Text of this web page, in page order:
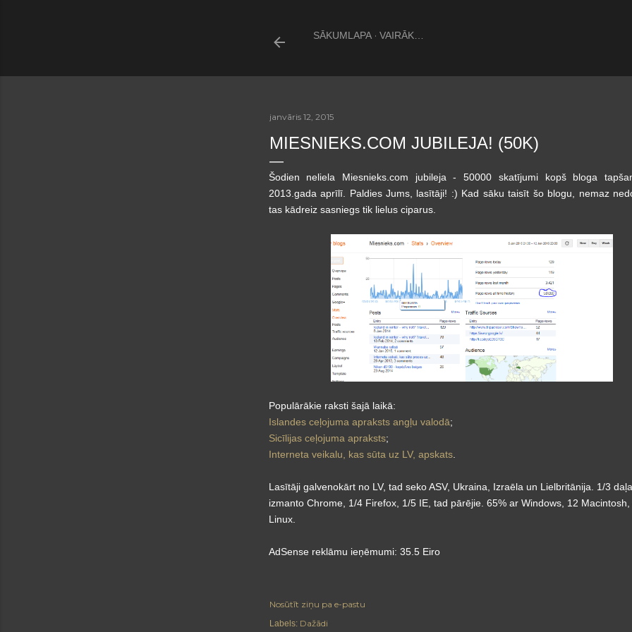
SĀKUMLAPA VAIRĀK…
janvāris 12, 2015
MIESNIEKS.COM JUBILEJA! (50K)
Šodien neliela Miesnieks.com jubileja - 50000 skatījumi kopš bloga
2013.gada aprīlī. Paldies Jums, lasītāji! :) Kad sāku taisīt šo blogu, nemaz
tas kādreiz sasniegs tik lielus ciparus.
Populārākie raksti šajā laikā:
Islandes ceļojuma apraksts angļu valodā;
Sicīlijas ceļojuma apraksts;
Interneta veikalu, kas sūta uz LV, apskats.
Lasītāji galvenokārt no LV, tad seko ASV, Ukraina, Izraēla un Lielbritānija. 1/3
izmanto Chrome, 1/4 Firefox, 1/5 IE, tad pārējie. 65% ar Windows, 12 Macintosh,
Linux.
AdSense reklāmu ieņēmumi: 35.5 Eiro
Nosūtīt ziņu pa e-pastu
Labels: Dažādi